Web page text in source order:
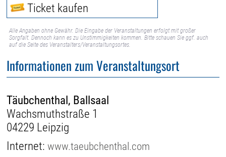
Ticket kaufen
Alle Angaben ohne Gewähr. Die Eingabe der Veranstaltungen erfolgt mit großer
Sorgfalt. Dennoch kann es zu Unstimmigkeiten kommen. Bitte schauen Sie ggf. auch
auf die Seite des Veranstalters/Veranstaltungsortes.
Informationen zum Veranstaltungsort
Täubchenthal, Ballsaal
Wachsmuthstraße 1
04229 Leipzig
Internet:www.taeubchenthal.com